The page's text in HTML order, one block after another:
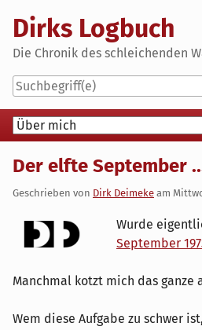
content
Dirks Logbuch
Die Chronik des schleichenden
Navigation
Der elfte September
Geschrieben von Dirk Deimeke am
Wurde
September
Manchmal kotzt mich das ganze
Wem diese Aufgabe zu schwer